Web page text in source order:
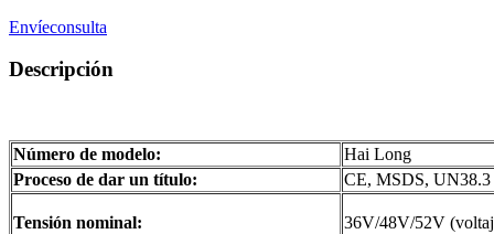
Envíeconsulta
Descripción
Número de modelo:
Hai Long
Proceso de dar un título:
CE, MSDS, UN38.3
Tensión nominal: 36V/48V/52V